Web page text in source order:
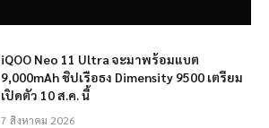
iQOO Neo 11 Ultra จะมาพร้อมแบต
9,000mAh ชิปเรือธง Dimensity 9500 เตรียม
เปิดตัว 10 ส.ค. นี้
7 สิงหาคม 2026